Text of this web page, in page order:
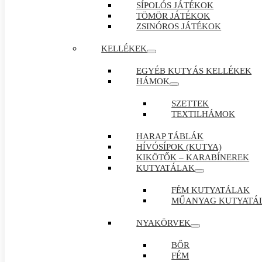
SÍPOLÓS JÁTÉKOK
TÖMÖR JÁTÉKOK
ZSINÓROS JÁTÉKOK
KELLÉKEK
EGYÉB KUTYÁS KELLÉKEK
HÁMOK
SZETTEK
TEXTILHÁMOK
HARAP TÁBLÁK
HÍVÓSÍPOK (KUTYA)
KIKÖTŐK – KARABÍNEREK
KUTYATÁLAK
FÉM KUTYATÁLAK
MŰANYAG
NYAKÖRVEK
BŐR
FÉM